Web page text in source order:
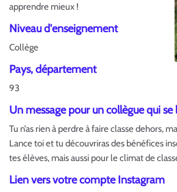
apprendre mieux !
Niveau d'enseignement
Collège
Pays, département
93
Un message pour un collègue qui se
Tu n’as rien à perdre à faire classe dehors,
Lance toi et tu découvriras des bénéfices
tes élèves, mais aussi pour le climat de
Lien vers votre compte Instagram